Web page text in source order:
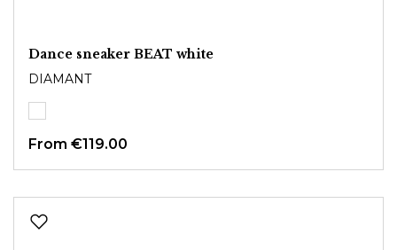
Dance sneaker BEAT white
DIAMANT
From €119.00